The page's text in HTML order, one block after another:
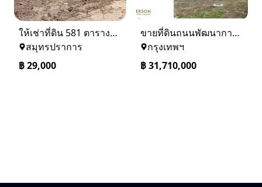
ให้เช่าที่ดิน 581 ตารางวา ตรงข้างอู่ใหม่แจ็คบางหญ้าแพรก บางหัวเสือ
สมุทรปราการ
฿29,000
ขายที่ดินถนนพัฒนาการ 56 (ซอยเอื้อพัฒนา 15)
กรุงเทพฯ
฿31,710,000